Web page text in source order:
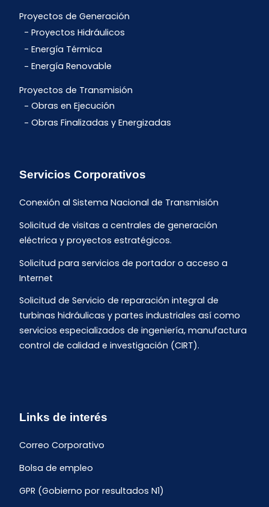
Proyectos de Generación
Proyectos Hidráulicos
Energía Térmica
Energía Renovable
Proyectos de Transmisión
Obras en Ejecución
Obras Finalizadas y Energizadas
Servicios Corporativos
Conexión al Sistema Nacional de Transmisión
Solicitud de visitas a centrales de generación
eléctrica y proyectos estratégicos.
Solicitud para servicios de portador o acceso a
Internet
Solicitud de Servicio de reparación integral de
turbinas hidráulicas y partes industriales así como
servicios especializados de ingeniería, manufactura
control de calidad e investigación (CIRT).
Links de interés
Correo Corporativo
Bolsa de empleo
GPR (Gobierno por resultados N1)